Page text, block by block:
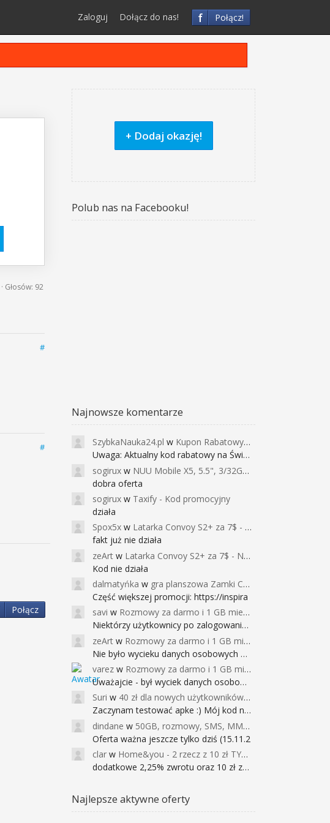
f Połącz!
Zaloguj Dołącz do nas!
· Głosów: 92
#
#
Połącz
+ Dodaj okazję!
Polub nas na Facebooku!
Najnowsze komentarze
SzybkaNauka24.pl w Kupon Rabatowy na Kurs Angielskiego dla Dzieci - FunEnglish
Uwaga: Aktualny kod rabatowy na Święta (
sogirux w NUU Mobile X5, 5.5", 3/32GB, czujnik linii papilarnych, 2950mAh, aparat 13MP za 267zł - Banggood
dobra oferta
sogirux w Taxify - Kod promocyjny
działa
Spox5x w Latarka Convoy S2+ za 7$ - Najniższa cena od 2017r
fakt już nie działa
zeArt w Latarka Convoy S2+ za 7$ - Najniższa cena od 2017r
Kod nie działa
dalmatyńka w gra planszowa Zamki Caladale za 39zł
Część większej promocji: https://inspira
savi w Rozmowy za darmo i 1 GB miesięcznie
Niektórzy użytkownicy po zalogowaniu do
zeArt w Rozmowy za darmo i 1 GB miesięcznie
Nie było wycieku danych osobowych a nieo
varez w Rozmowy za darmo i 1 GB miesięcznie
Uważajcie - był wyciek danych osobowych
Suri w 40 zł dla nowych użytkowników Google Pay (dawniej Android Pay)
Zaczynam testować apke :) Mój kod na 40
dindane w 50GB, rozmowy, SMS, MMS bez limitu przez 6 miesięcy za darmo za przeniesienie numeru do Play NEXT
Oferta ważna jeszcze tylko dziś (15.11.2
clar w Home&you - 2 rzecz z 10 zł TYLKO DZISIAJ
dodatkowe 2,25% zwrotu oraz 10 zł za r
Najlepsze aktywne oferty